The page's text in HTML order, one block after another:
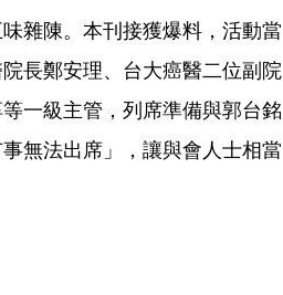
雜陳。本刊接獲爆料，活動當
長鄭安理、台大癌醫二位副院
一級主管，列席準備與郭台銘
無法出席」，讓與會人士相當